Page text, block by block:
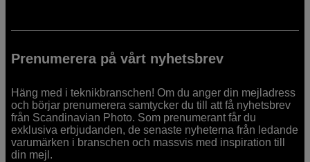
Prenumerera på vårt nyhetsbrev
Häng med i teknikbranschen! Om du anger din mejladress
och börjar prenumerera samtycker du till att få nyhetsbrev
från Scandinavian Photo. Som prenumerant får du
exklusiva erbjudanden, de senaste nyheterna från ledande
varumärken i branschen och massvis med inspiration till
din mejl.